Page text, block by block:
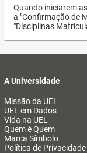
Quando iniciarem
a "Confirmação de
"Disciplinas
A Universidade
Missão da UEL
UEL em Dados
Vida na UEL
Quem é Quem
Marca Símbolo
Política de Privacidade